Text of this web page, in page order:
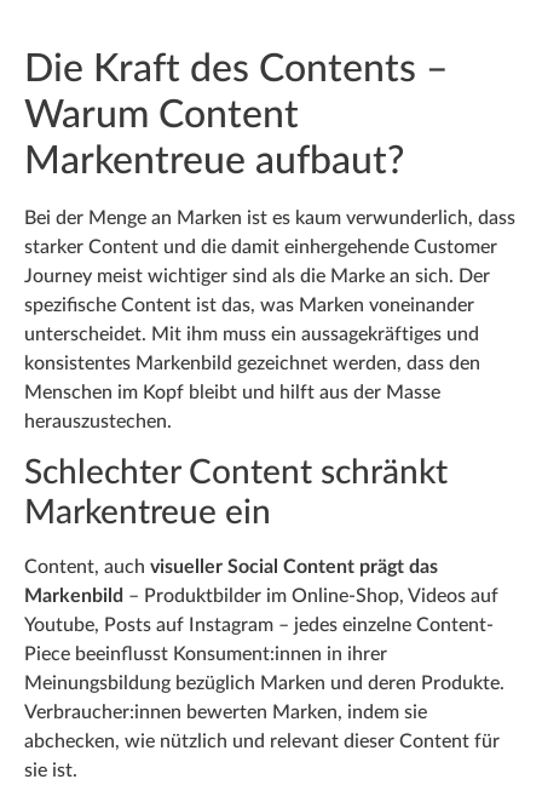
Die Kraft des Contents –
Warum Content
Markentreue aufbaut?
Bei der Menge an Marken ist es kaum verwunderlich, dass
starker Content und die damit einhergehende Customer
Journey meist wichtiger sind als die Marke an sich. Der
spezifische Content ist das, was Marken voneinander
unterscheidet. Mit ihm muss ein aussagekräftiges und
konsistentes Markenbild gezeichnet werden, dass den
Menschen im Kopf bleibt und hilft aus der Masse
herauszustechen.
Schlechter Content schränkt
Markentreue ein
Content, auch visueller Social Content prägt das
Markenbild – Produktbilder im Online-Shop, Videos auf
Youtube, Posts auf Instagram – jedes einzelne Content-
Piece beeinflusst Konsument:innen in ihrer
Meinungsbildung bezüglich Marken und deren Produkte.
Verbraucher:innen bewerten Marken, indem sie
abchecken, wie nützlich und relevant dieser Content für
sie ist.